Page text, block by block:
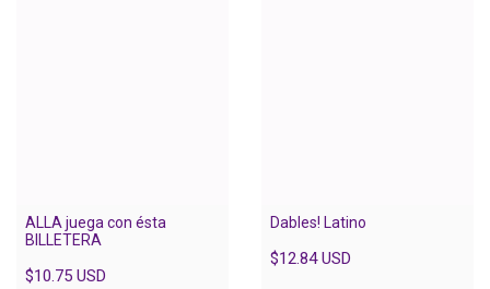
ALLA juega con ésta
BILLETERA
$10.75 USD
Dables! Latino
$12.84 USD